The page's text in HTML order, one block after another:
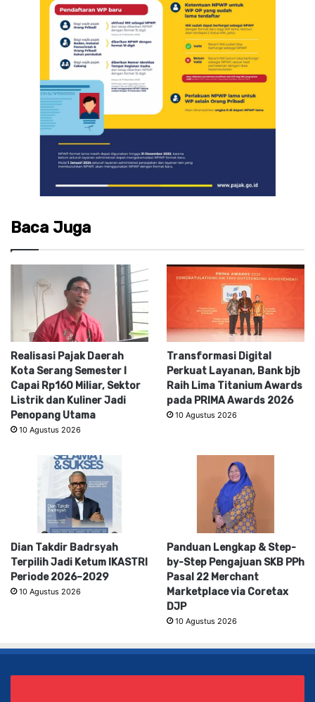
Baca Juga
Realisasi Pajak Daerah
Kota Serang Semester I
Capai Rp160 Miliar, Sektor
Listrik dan Kuliner Jadi
Penopang Utama
10 Agustus 2026
Transformasi Digital
Perkuat Layanan, Bank bjb
Raih Lima Titanium Awards
pada PRIMA Awards 2026
10 Agustus 2026
Dian Takdir Badrsyah
Terpilih Jadi Ketum IKASTRI
Periode 2026–2029
10 Agustus 2026
Panduan Lengkap & Step-
by-Step Pengajuan SKB PPh
Pasal 22 Merchant
Marketplace via Coretax
DJP
10 Agustus 2026